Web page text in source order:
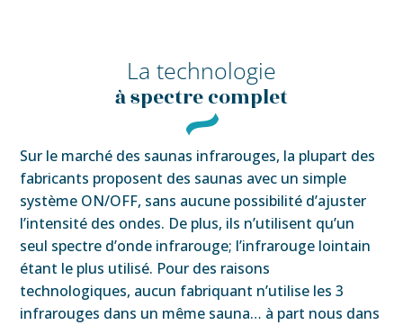
La technologie
à spectre complet
Sur le marché des saunas infrarouges, la plupart des
fabricants proposent des saunas avec un simple
système ON/OFF, sans aucune possibilité d’ajuster
l’intensité des ondes. De plus, ils n’utilisent qu’un
seul spectre d’onde infrarouge; l’infrarouge lointain
étant le plus utilisé. Pour des raisons
technologiques, aucun fabriquant n’utilise les 3
infrarouges dans un même sauna… à part nous dans